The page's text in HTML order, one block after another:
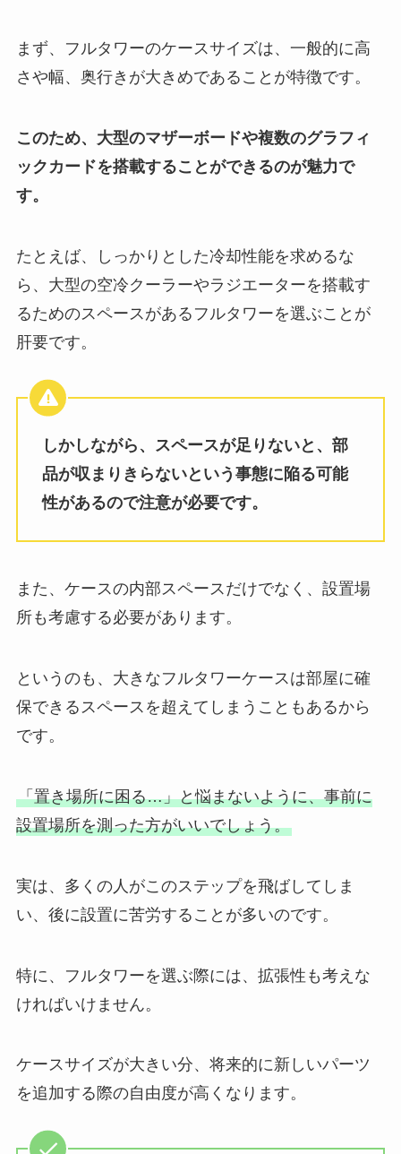
まず、フルタワーのケースサイズは、一般的に高
さや幅、奥行きが大きめであることが特徴です。
このため、大型のマザーボードや複数のグラフィ
ックカードを搭載することができるのが魅力で
す。
たとえば、しっかりとした冷却性能を求めるな
ら、大型の空冷クーラーやラジエーターを搭載す
るためのスペースがあるフルタワーを選ぶことが
肝要です。
しかしながら、スペースが足りないと、部
品が収まりきらないという事態に陥る可能
性があるので注意が必要です。
また、ケースの内部スペースだけでなく、設置場
所も考慮する必要があります。
というのも、大きなフルタワーケースは部屋に確
保できるスペースを超えてしまうこともあるから
です。
「置き場所に困る…」と悩まないように、事前に
設置場所を測った方がいいでしょう。
実は、多くの人がこのステップを飛ばしてしま
い、後に設置に苦労することが多いのです。
特に、フルタワーを選ぶ際には、拡張性も考えな
ければいけません。
ケースサイズが大きい分、将来的に新しいパーツ
を追加する際の自由度が高くなります。